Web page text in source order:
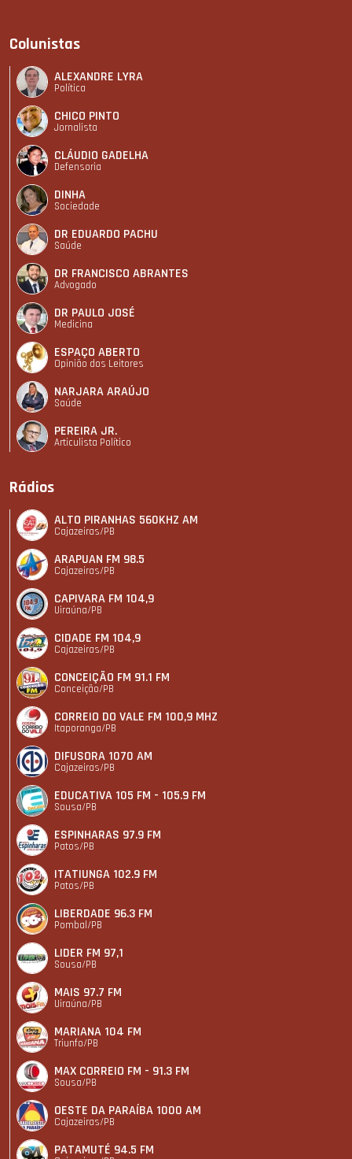
Colunistas
ALEXANDRE LYRA
Política
CHICO PINTO
Jornalista
CLÁUDIO GADELHA
Defensoria
DINHA
Sociedade
DR EDUARDO PACHU
Saúde
DR FRANCISCO ABRANTES
Advogado
DR PAULO JOSÉ
Medicina
ESPAÇO ABERTO
Opinião dos Leitores
NARJARA ARAÚJO
Saúde
PEREIRA JR.
Articulista Polí­tico
Rádios
ALTO PIRANHAS 560KHZ AM
Cajazeiras/PB
ARAPUAN FM 98.5
Cajazeiras/PB
CAPIVARA FM 104,9
Uiraúna/PB
CIDADE FM 104,9
Cajazeiras/PB
CONCEIÇÃO FM 91.1 FM
Conceição/PB
CORREIO DO VALE FM 100,9 MHZ
Itaporanga/PB
DIFUSORA 1070 AM
Cajazeiras/PB
EDUCATIVA 105 FM - 105.9 FM
Sousa/PB
ESPINHARAS 97.9 FM
Patos/PB
ITATIUNGA 102.9 FM
Patos/PB
LIBERDADE 96.3 FM
Pombal/PB
LIDER FM 97,1
Sousa/PB
MAIS 97.7 FM
Uiraúna/PB
MARIANA 104 FM
Triunfo/PB
MAX CORREIO FM - 91.3 FM
Sousa/PB
OESTE DA PARAÍBA 1000 AM
Cajazeiras/PB
PATAMUTÉ 94.5 FM